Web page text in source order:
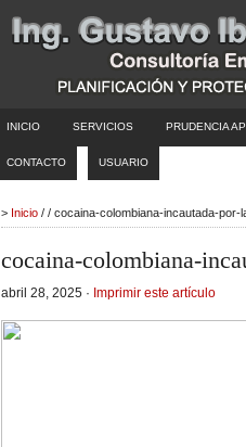
INICIO SERVICIOS PRUDENCIA
CONTACTO USUARIO
> Inicio / / cocaina-colombiana-incautada-por-
cocaina-colombiana-
abril 28, 2025 · Imprimir este artículo